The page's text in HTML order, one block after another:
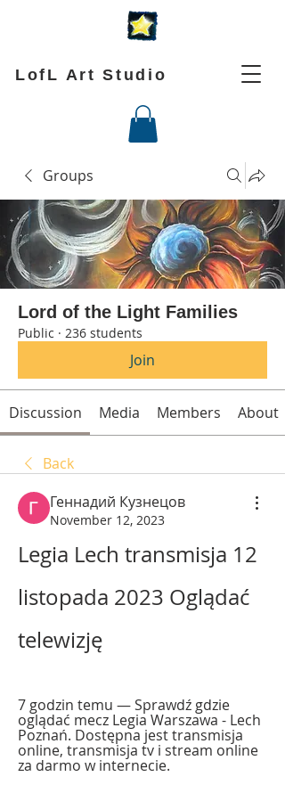
LofL Art Studio
Groups
Lord of the Light Families
Public · 236 students
Join
Discussion Media Members About
Back
Геннадий Кузнецов
November 12, 2023
Legia Lech transmisja 12
listopada 2023 Oglądać
telewizję
7 godzin temu — Sprawdź gdzie
oglądać mecz Legia Warszawa - Lech
Poznań. Dostępna jest transmisja
online, transmisja tv i stream online
za darmo w internecie.